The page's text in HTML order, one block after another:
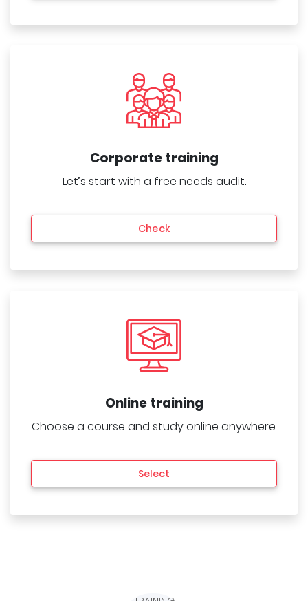
Corporate training
Let’s start with a free needs audit.
Check
Online training
Choose a course and study online anywhere.
Select